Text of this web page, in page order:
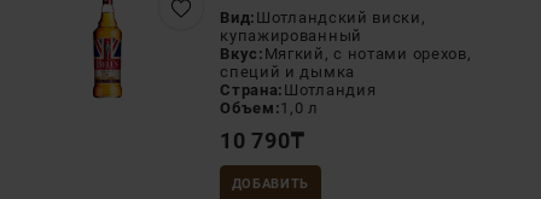
Вид: Шотландский виски,
купажированный
Вкус: Мягкий, с нотами орехов,
специй и дымка
Страна: Шотландия
Объем:1,0 л
10 790₸
ДОБАВИТЬ